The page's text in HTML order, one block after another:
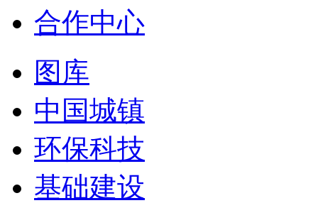
合作中心
图库
中国城镇
环保科技
基础建设